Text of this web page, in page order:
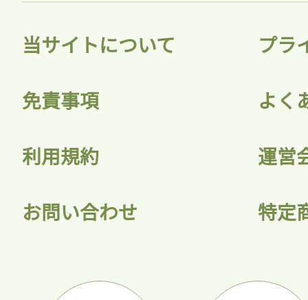
当サイトについて プラ
免責事項 よく
利用規約 運営
お問い合わせ 特定